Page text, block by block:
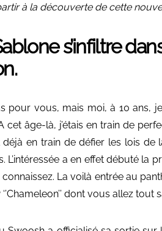
à la découverte de cette
s’infiltre
pour vous, mais moi, à 10 ans,
cet âge-là, j’étais en train de
déjà en train de défier les lois
L’intéressée a en effet débuté la
La voilà entrée au
dont vous allez tout